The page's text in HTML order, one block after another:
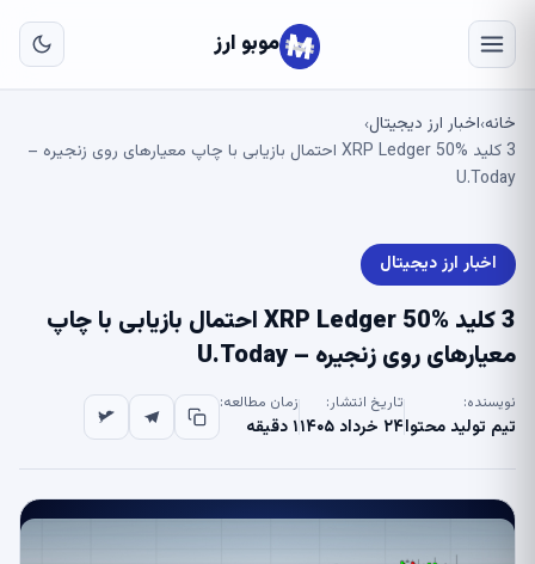
موبو ارز
خانه›اخبار ارز دیجیتال›
3 کلید XRP Ledger 50% احتمال بازیابی با چاپ معیارهای روی زنجیره –
U.Today
اخبار ارز دیجیتال
3 کلید XRP Ledger 50% احتمال بازیابی با چاپ
معیارهای روی زنجیره – U.Today
نویسنده:
تیم تولید محتوا
تاریخ انتشار:
۲۴ خرداد ۱۴۰۵
زمان مطالعه:
۱ دقیقه